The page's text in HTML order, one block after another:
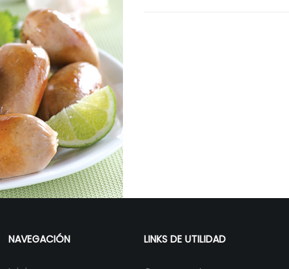
NAVEGACIÓN LINKS DE UTILIDAD